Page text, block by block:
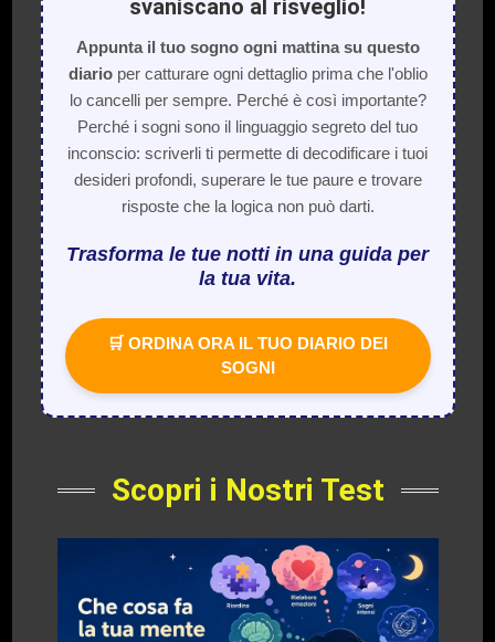
svaniscano al risveglio!
Appunta il tuo sogno ogni mattina su questo
diarioper catturare ogni dettaglio prima che l'oblio
lo cancelli per sempre. Perché è così importante?
Perché i sogni sono il linguaggio segreto del tuo
inconscio: scriverli ti permette di decodificare i tuoi
desideri profondi, superare le tue paure e trovare
risposte che la logica non può darti.
Trasforma le tue notti in una guida per
la tua vita.
🛒 ORDINA ORA IL TUO DIARIO DEI
SOGNI
Scopri i Nostri Test